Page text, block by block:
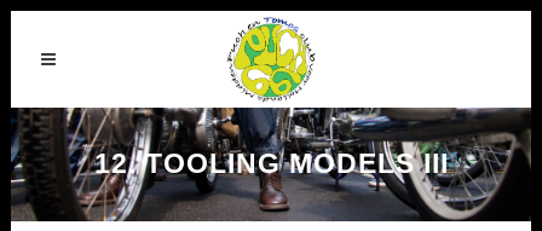
12. TOOLING MODELS III